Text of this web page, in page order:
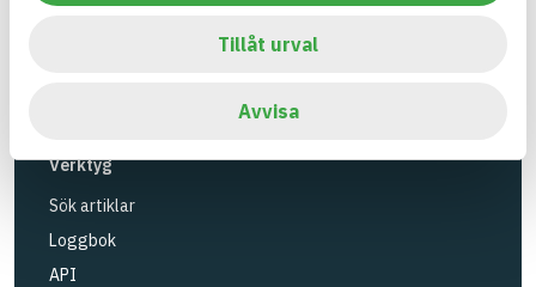
Tillåt urval
Avvisa
BASTA är ett dotterbolag till IVL Svenska
Verktyg
Sök artiklar
Loggbok
API